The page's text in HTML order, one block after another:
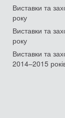
Виставки та
року
Виставки та
року
Виставки та
2014–2015